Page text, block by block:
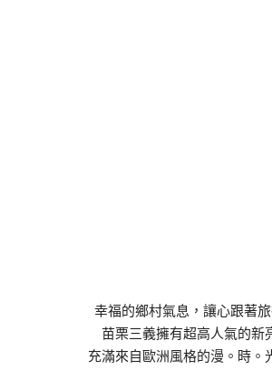
幸福的鄉村氣息，讓心跟著旅
苗栗三義擁有超高人氣的新
充滿來自歐洲風格的漫。時。